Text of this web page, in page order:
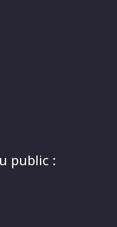
public :